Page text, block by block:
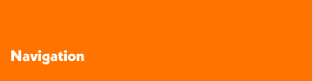
Navigation